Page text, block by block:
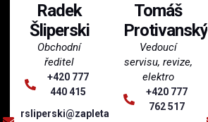
Radek
Šliperski
Obchodní
ředitel
+420 777
440 415
rsliperski@zapletal-
Tomáš
Protivanský
Vedoucí
servisu, revize,
elektro
+420 777
762 517